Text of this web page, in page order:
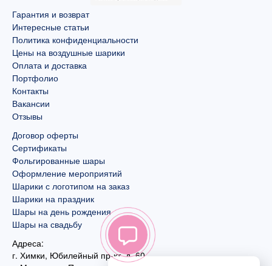
Гарантия и возврат
Интересные статьи
Политика конфиденциальности
Цены на воздушные шарики
Оплата и доставка
Портфолио
Контакты
Вакансии
Отзывы
Договор оферты
Сертификаты
Фольгированные шары
Оформление мероприятий
Шарики с логотипом на заказ
Шарики на праздник
Шары на день рождения
Шары на свадьбу
Адреса:
г. Химки, Юбилейный пр-кт, д. 60